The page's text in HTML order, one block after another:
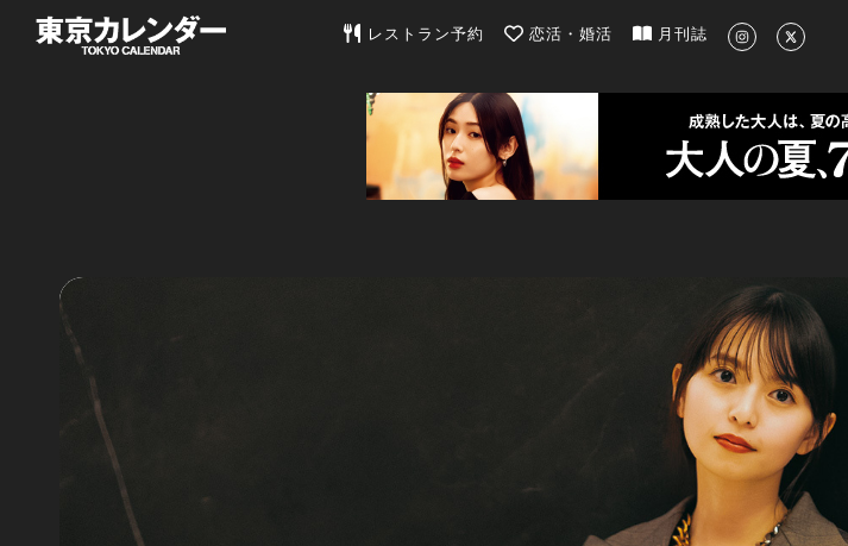
東京カレンダー | 最新のグルメ、洗練されたライフスタイル情報
レストラン予約 恋活・婚活 月刊誌